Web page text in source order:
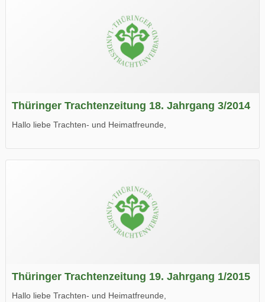
Thüringer Trachtenzeitung 18. Jahrgang 3/2014
Hallo liebe Trachten- und Heimatfreunde,
Wir wünschen Euch viel Spaß beim Lesen.
Thüringer Trachtenzeitung 19. Jahrgang 1/2015
Hallo liebe Trachten- und Heimatfreunde,